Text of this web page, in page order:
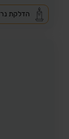
הדלקת נר